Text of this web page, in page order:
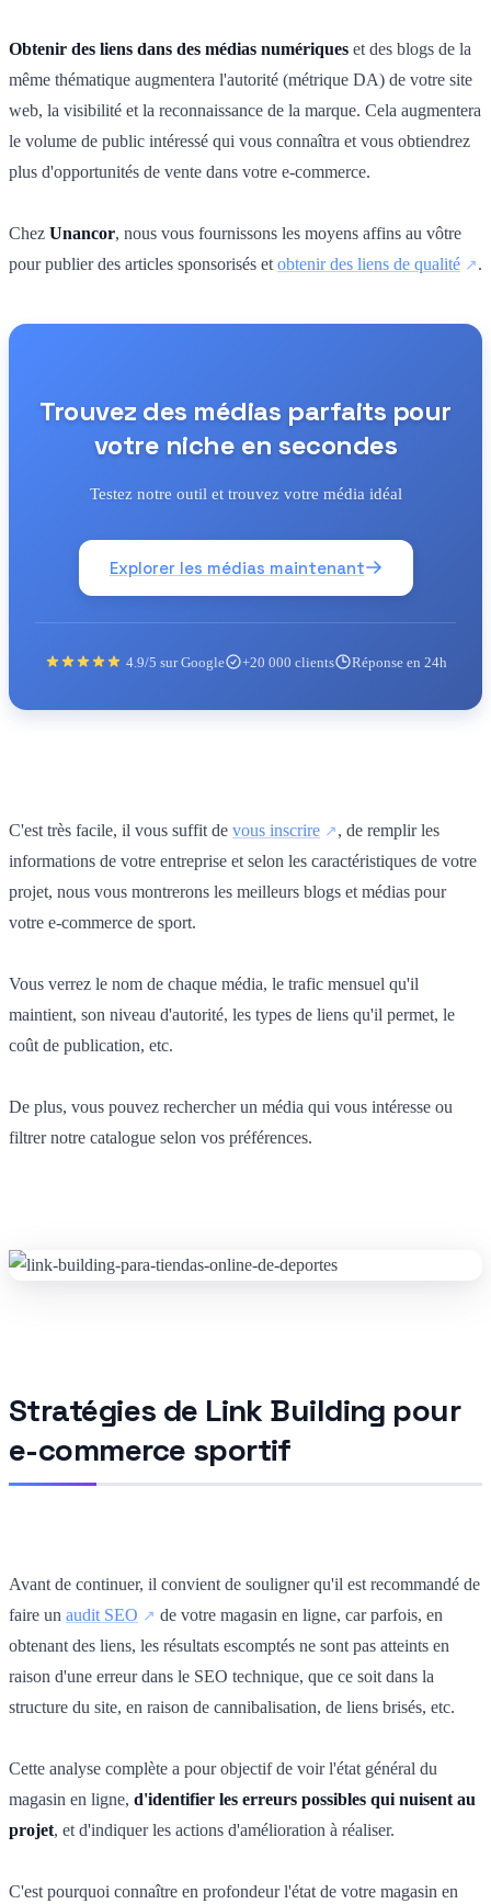
Obtenir des liens dans des médias numériques et des blogs de la
même thématique augmentera l'autorité (métrique DA) de votre site
web, la visibilité et la reconnaissance de la marque. Cela augmentera
le volume de public intéressé qui vous connaîtra et vous obtiendrez
plus d'opportunités de vente dans votre e-commerce.
Chez Unancor, nous vous fournissons les moyens affins au vôtre
pour publier des articles sponsorisés et obtenir des liens de qualité .
Trouvez des médias parfaits pour
votre niche en secondes
Testez notre outil et trouvez votre média idéal
Explorer les médias maintenant
4.9/5 sur Google +20 000 clients Réponse en 24h
C'est très facile, il vous suffit de vous inscrire
, de remplir les
informations de votre entreprise et selon les caractéristiques de votre
projet, nous vous montrerons les meilleurs blogs et médias pour
votre e-commerce de sport.
Vous verrez le nom de chaque média, le trafic mensuel qu'il
maintient, son niveau d'autorité, les types de liens qu'il permet, le
coût de publication, etc.
De plus, vous pouvez rechercher un média qui vous intéresse ou
filtrer notre catalogue selon vos préférences.
Stratégies de Link Building pour
e-commerce sportif
Avant de continuer, il convient de souligner qu'il est recommandé de
faire un audit SEO
de votre magasin en ligne, car parfois, en
obtenant des liens, les résultats escomptés ne sont pas atteints en
raison d'une erreur dans le SEO technique, que ce soit dans la
structure du site, en raison de cannibalisation, de liens brisés, etc.
Cette analyse complète a pour objectif de voir l'état général du
magasin en ligne, d'identifier les erreurs possibles qui nuisent au
projet, et d'indiquer les actions d'amélioration à réaliser.
C'est pourquoi connaître en profondeur l'état de votre magasin en